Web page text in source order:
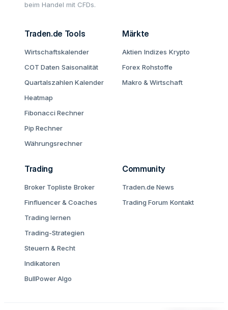
beim Handel mit CFDs.
Traden.de Tools
Wirtschaftskalender
COT Daten Saisonalität
Quartalszahlen Kalender
Heatmap
Fibonacci Rechner
Pip Rechner
Währungsrechner
Märkte
Aktien Indizes Krypto
Forex Rohstoffe
Makro & Wirtschaft
Trading
Broker Topliste Broker
Finfluencer & Coaches
Trading lernen
Trading-Strategien
Steuern & Recht
Indikatoren
BullPower Algo
Community
Traden.de News
Trading Forum Kontakt